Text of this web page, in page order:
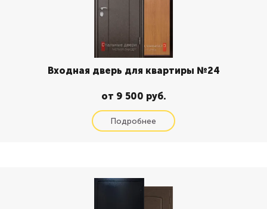
Входная дверь для квартиры №24
от 9 500 руб.